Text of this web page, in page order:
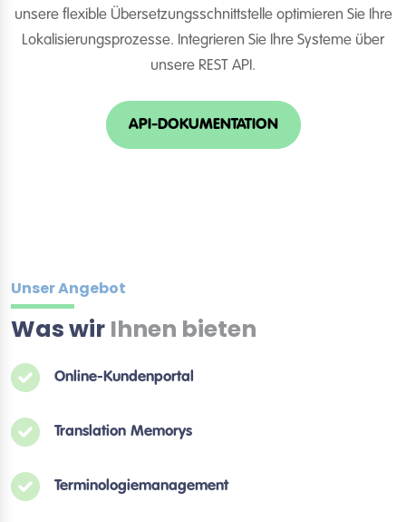
unsere flexible Übersetzungsschnittstelle optimieren Sie Ihre
Lokalisierungsprozesse. Integrieren Sie Ihre Systeme über
unsere REST API.
API-DOKUMENTATION
Unser Angebot
Was wir Ihnen bieten
Online-Kundenportal
Translation Memorys
Terminologiemanagement